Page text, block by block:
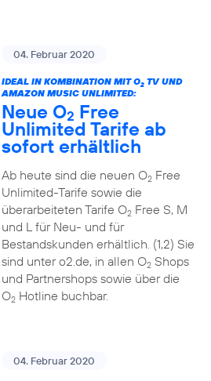
04. Februar 2020
IDEAL IN KOMBINATION MIT O2TV UND
AMAZON MUSIC UNLIMITED:
Neue O2 Free
Unlimited Tarife ab
sofort erhältlich
Ab heute sind die neuen O2Free
Unlimited-Tarife sowie die
überarbeiteten Tarife O2Free S, M
und L für Neu- und für
Bestandskunden erhältlich. (1,2) Sie
sind unter o2.de, in allen O2Shops
und Partnershops sowie über die
O2Hotline buchbar.
04. Februar 2020